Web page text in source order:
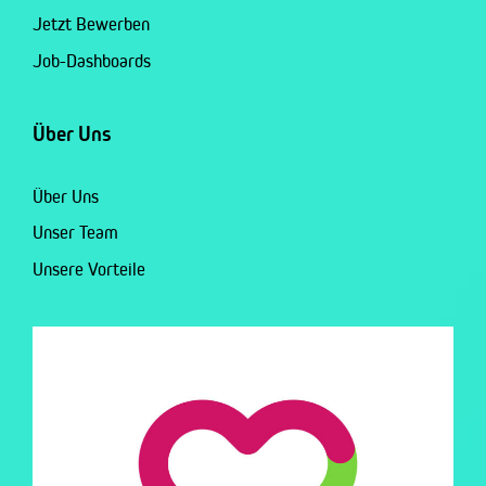
Jetzt Bewerben
Job-Dashboards
Über Uns
Über Uns
Unser Team
Unsere Vorteile